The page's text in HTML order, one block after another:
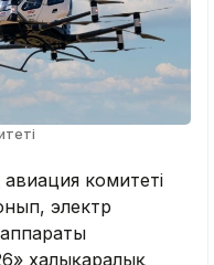
комитеті
электр
халықаралық